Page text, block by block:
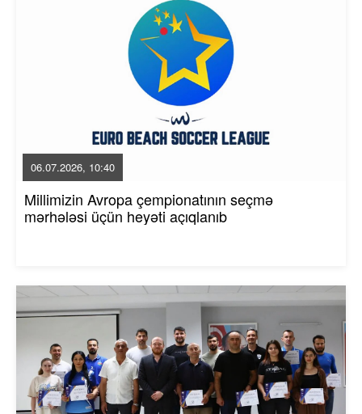
06.07.2026, 10:40
Millimizin Avropa çempionatının seçmə
mərhələsi üçün heyəti açıqlanıb